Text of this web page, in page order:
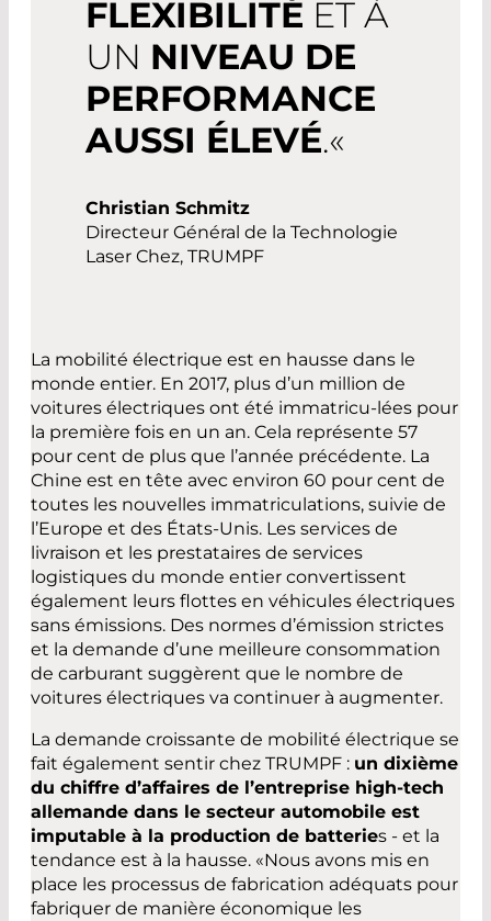
FLEXIBILITÉ ET À
UN NIVEAU DE
PERFORMANCE
AUSSI ÉLEVÉ.«
Christian Schmitz
Directeur Général de la Technologie
Laser Chez, TRUMPF
La mobilité électrique est en hausse dans le
monde entier. En 2017, plus d’un million de
voitures électriques ont été immatricu-lées pour
la première fois en un an. Cela représente 57
pour cent de plus que l’année précédente. La
Chine est en tête avec environ 60 pour cent de
toutes les nouvelles immatriculations, suivie de
l’Europe et des États-Unis. Les services de
livraison et les prestataires de services
logistiques du monde entier convertissent
également leurs flottes en véhicules électriques
sans émissions. Des normes d’émission strictes
et la demande d’une meilleure consommation
de carburant suggèrent que le nombre de
voitures électriques va continuer à augmenter.
La demande croissante de mobilité électrique se
fait également sentir chez TRUMPF : un dixième
du chiffre d’affaires de l’entreprise high-tech
allemande dans le secteur automobile est
imputable à la production de batteries - et la
tendance est à la hausse. «Nous avons mis en
place les processus de fabrication adéquats pour
fabriquer de manière économique les